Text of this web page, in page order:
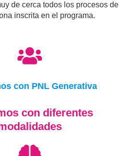
de cerca todos los procesos de
inscrita en el programa.
con PNL Generativa
con diferentes